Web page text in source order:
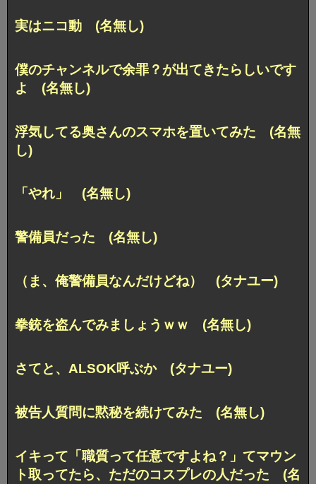
実はニコ動 (名無し)
僕のチャンネルで余罪？が出てきたらしいです
よ (名無し)
浮気してる奥さんのスマホを置いてみた (名無
し)
「やれ」 (名無し)
警備員だった (名無し)
（ま、俺警備員なんだけどね） (タナユー)
拳銃を盗んでみましょうｗｗ (名無し)
さてと、ALSOK呼ぶか (タナユー)
被告人質問に黙秘を続けてみた (名無し)
イキって「職質って任意ですよね？」てマウン
ト取ってたら、ただのコスプレの人だった (名